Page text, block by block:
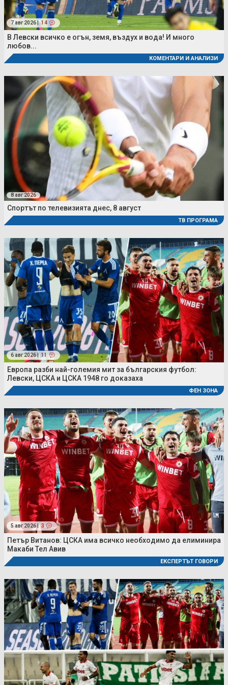
7 авг 2026 | 14
В Левски всичко е огън, земя, въздух и вода! И много
любов...
КОМЕНТАРИ И АНАЛИЗИ
8 авг 2026
Спортът по телевизията днес, 8 август
ТВ ПРОГРАМА
6 авг 2026 | 11
Европа разби най-големия мит за българския футбол:
Левски, ЦСКА и ЦСКА 1948 го доказаха
ФЕН ЗОНА
5 авг 2026 | 3
Петър Витанов: ЦСКА има всичко необходимо да елиминира
Макаби Тел Авив
ЕКСПЕРТЪТ ГОВОРИ